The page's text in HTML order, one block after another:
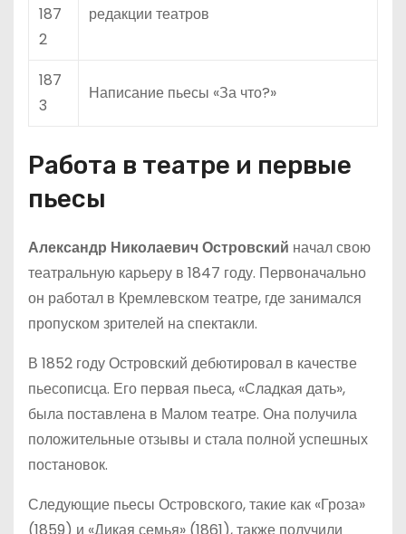
187
2
редакции театров
187
3
Написание пьесы «За что?»
Работа в театре и первые
пьесы
Александр Николаевич Островский начал свою
театральную карьеру в 1847 году. Первоначально
он работал в Кремлевском театре, где занимался
пропуском зрителей на спектакли.
В 1852 году Островский дебютировал в качестве
пьесописца. Его первая пьеса, «Сладкая дать»,
была поставлена в Малом театре. Она получила
положительные отзывы и стала полной успешных
постановок.
Следующие пьесы Островского, такие как «Гроза»